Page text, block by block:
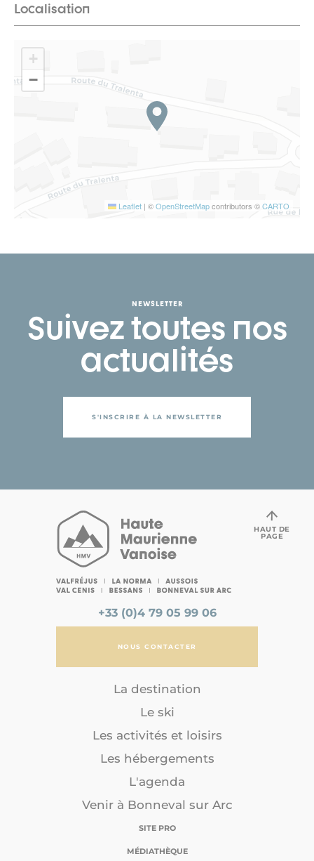
Localisation
+
−
Leaflet | ©OpenStreetMapcontributors ©CARTO
NEWSLETTER
Suivez toutes nos
actualités
S'INSCRIRE À LA NEWSLETTER
+33 (0)4 79 05 99 06
NOUS CONTACTER
La destination
Le ski
Les activités et loisirs
Les hébergements
L'agenda
Venir à Bonneval sur Arc
SITE PRO
MÉDIATHÈQUE
HAUT DE
PAGE